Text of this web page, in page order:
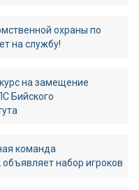
охраны по
на службу!
на замещение
Бийского
команда
набор игроков